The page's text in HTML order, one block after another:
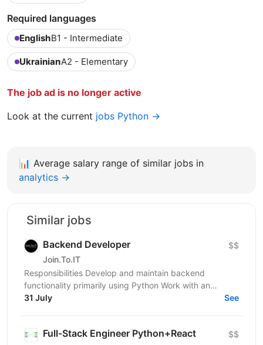
Required languages
EnglishB1 - Intermediate
UkrainianA2 - Elementary
The job ad is no longer active
Look at the current jobs Python →
📊 Average salary range of similar jobs in
analytics →
Similar jobs
Backend Developer
Join.To.IT
$$
Responsibilities Develop and maintain backend
functionality primarily using Python Work with an
additional backend technology/stack depending on
31 July See
Full-Stack Engineer Python+React $$